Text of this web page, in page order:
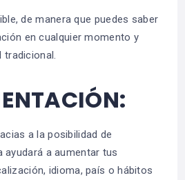
de manera que puedes saber
en cualquier momento y
tradicional.
a la posibilidad de
a aumentar tus
idioma, país o hábitos